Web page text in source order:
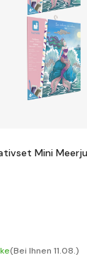
Mini
(Bei Ihnen 11.08.)